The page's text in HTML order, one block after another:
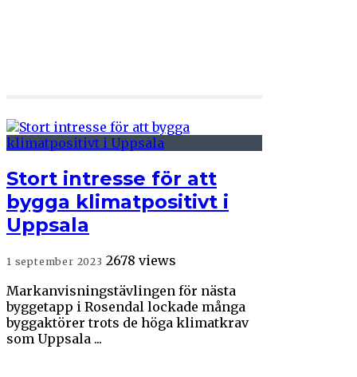
Stort intresse för att
bygga klimatpositivt i
Uppsala
1 september 2023 2678 views
Markanvisningstävlingen för nästa
byggetapp i Rosendal lockade många
byggaktörer trots de höga klimatkrav
som Uppsala ...